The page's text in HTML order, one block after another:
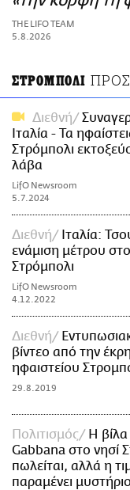
ΑΜΠΑ
PRINT
THE LIFO TEAM
5.8.2026
ΣΤΡΟΜΠΟΛΙ
Διεθνή
Ιταλία - Τα
Στρόμπολι
λάβα
LifO Newsroom
5.7.2024
Διεθνή
Ιταλία:
ενάμιση μέτρου
Στρόμπολι
LifO Newsroom
4.12.2022
Διεθνή
βίντεο από την
ηφαιστείου
29.8.2019
Πολιτισμός
H
Gabbana στο νησί
πωλείται, αλλά η
παραμένει μυστήριο